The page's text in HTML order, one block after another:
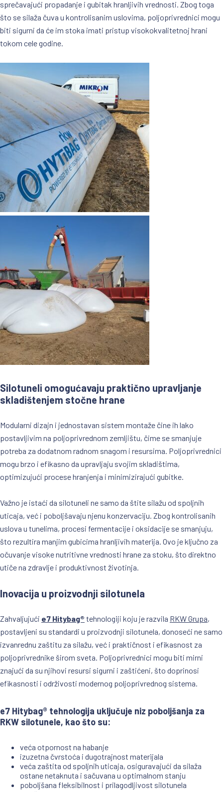
sprečavajući propadanje i gubitak hranljivih vrednosti. Zbog toga
što se silaža čuva u kontrolisanim uslovima, poljoprivrednici mogu
biti sigurni da će im stoka imati pristup visokokvalitetnoj hrani
tokom cele godine.
Silotuneli omogućavaju praktično upravljanje
skladištenjem stočne hrane
Modularni dizajn i jednostavan sistem montaže čine ih lako
postavljivim na poljoprivrednom zemljištu, čime se smanjuje
potreba za dodatnom radnom snagom i resursima. Poljoprivrednici
mogu brzo i efikasno da upravljaju svojim skladištima,
optimizujući procese hranjenja i minimizirajući gubitke.
Važno je istaći da silotuneli ne samo da štite silažu od spoljnih
uticaja, već i poboljšavaju njenu konzervaciju. Zbog kontrolisanih
uslova u tunelima, procesi fermentacije i oksidacije se smanjuju,
što rezultira manjim gubicima hranljivih materija. Ovo je ključno za
očuvanje visoke nutritivne vrednosti hrane za stoku, što direktno
utiče na zdravlje i produktivnost životinja.
Inovacija u proizvodnji silotunela
Zahvaljujući e7 Hitybag® tehnologiji koju je razvila RKW Grupa,
postavljeni su standardi u proizvodnji silotunela, donoseći ne samo
izvanrednu zaštitu za silažu, već i praktičnost i efikasnost za
poljoprivrednike širom sveta. Poljoprivrednici mogu biti mirni
znajući da su njihovi resursi sigurni i zaštićeni, što doprinosi
efikasnosti i održivosti modernog poljoprivrednog sistema.
e7 Hitybag® tehnologija uključuje niz poboljšanja za
RKW silotunele, kao što su:
veća otpornost na habanje
izuzetna čvrstoća i dugotrajnost materijala
veća zaštita od spoljnih uticaja, osiguravajući da silaža
ostane netaknuta i sačuvana u optimalnom stanju
poboljšana fleksibilnost i prilagodljivost silotunela